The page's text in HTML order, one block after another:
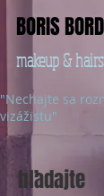
BORIS
makeup &
"Nechajte sa
vizážistu"
hľadajte